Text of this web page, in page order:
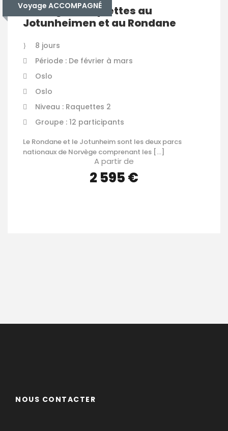
Voyage ACCOMPAGNÉ
Norvège – Raquettes au
Jotunheimen et au Rondane
8 jours
Période : De février à mars
Oslo
Oslo
Niveau : Raquettes 2
Groupe : 12 participants
Le Rondane et le Jotunheim sont les deux parcs
nationaux de Norvège comprenant les […]
A partir de
2 595 €
NOUS CONTACTER